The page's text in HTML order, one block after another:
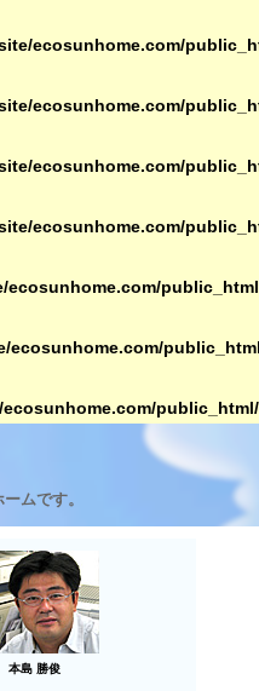
ecosunhome.com/
ecosunhome.com/
ecosunhome.com/
ecosunhome.com/
ecosunhome.com/
ecosunhome.com/
ムです。
本島 勝俊